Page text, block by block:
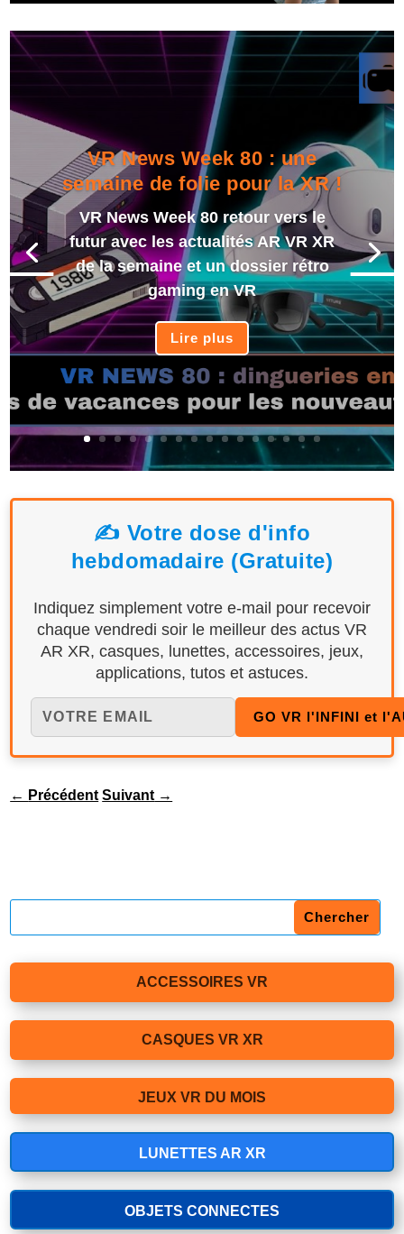
VR News Week 80 : une
semaine de folie pour la XR !
VR News Week 80 retour vers le
futur avec les actualités AR VR XR
de la semaine et un dossier rétro
gaming en VR
Lire plus
✍️ Votre dose d'info
hebdomadaire (Gratuite)
Indiquez simplement votre e-mail pour recevoir
chaque vendredi soir le meilleur des actus VR
AR XR, casques, lunettes, accessoires, jeux,
applications, tutos et astuces.
← Précédent Suivant →
ACCESSOIRES VR
CASQUES VR XR
JEUX VR DU MOIS
LUNETTES AR XR
OBJETS CONNECTES